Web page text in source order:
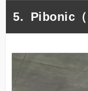
Pibonic（